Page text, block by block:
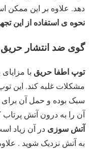
دهد. علاوه بر این
نحوه ی استفاده از این
گوی ضد انتشار حریق
توپ اطفا حریق با
سبک بوده و حمل آن
آن را به درون آتش پرتاب
آتش­ سوزی در آن زیاد
به آتش نزدیک شوید .